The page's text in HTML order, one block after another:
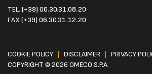
TEL. (+39) 06.30.31.08.20
FAX(+39) 06.30.31.12.20
COOKIE POLICY DISCLAIMER
PRIVACY
COPYRIGHT © 2026 OMECO S.P.A.